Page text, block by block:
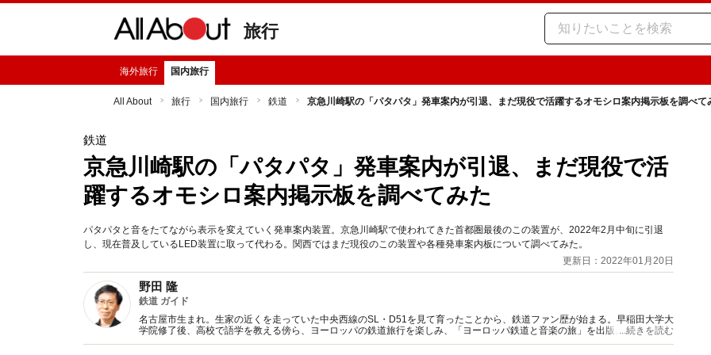
旅行
海外旅行 国内旅行
All About 旅行 国内旅行 鉄道 京急川崎駅の「パタパタ」発車案内が引退、まだ現役で活躍するオモシロ案内掲示板を調べて
鉄道
京急川崎駅の「パタパタ」発車案内が引退、まだ現役で活
躍するオモシロ案内掲示板を調べてみた
パタパタと音をたてながら表示を変えていく発車案内装置。京急川崎駅で使われてきた首都圏最後のこの装置が、2022年2月中旬に引退
し、現在普及しているLED装置に取って代わる。関西ではまだ現役のこの装置や各種発車案内板について調べてみた。
更新日：2022年01月20日
野田 隆
鉄道 ガイド
名古屋市生まれ。生家の近くを走っていた中央西線のSL・D51を見て育ったことから、鉄道ファン歴が始まる。早稲田大学大
学院修了後、高校で語学を教える傍ら、ヨーロッパの鉄道旅行を楽しみ、「ヨーロッパ鉄道と音楽の旅」を出版。その後、守
備範囲を国内にも広げ、2010年3月で教員を退職。旅行作家として活躍中。
...続きを読む